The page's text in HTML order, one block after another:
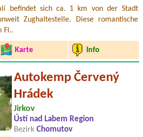
befindet sich ca. 1 km von der Stadt
Zughaltestelle. Diese romantische
Fl..
Karte Info
Autokemp Červený
Hrádek
Jirkov
Ústí nad Labem Region
Bezirk Chomutov